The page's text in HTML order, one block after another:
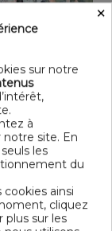
de stock
240x260
63x63...
€
gratuite
×
sur notre
à
notre site. En
les
du
ainsi
cliquez
plus sur les